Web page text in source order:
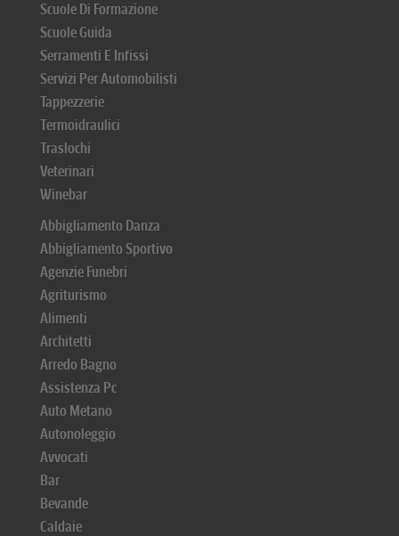
Scuole Di Formazione
Scuole Guida
Serramenti E Infissi
Servizi Per Automobilisti
Tappezzerie
Termoidraulici
Traslochi
Veterinari
Winebar
Abbigliamento Danza
Abbigliamento Sportivo
Agenzie Funebri
Agriturismo
Alimenti
Architetti
Arredo Bagno
Assistenza Pc
Auto Metano
Autonoleggio
Avvocati
Bar
Bevande
Caldaie